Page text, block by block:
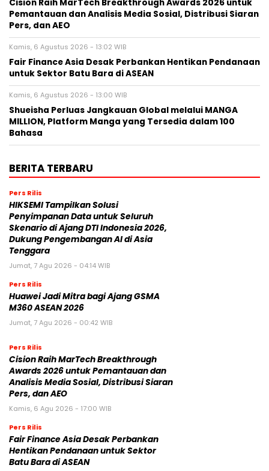
Cision Raih MarTech Breakthrough Awards 2026 untuk
Pemantauan dan Analisis Media Sosial, Distribusi Siaran
Pers, dan AEO
Kamis, 6 Agustus 2026 - 13:02 WIB
Fair Finance Asia Desak Perbankan Hentikan Pendanaan
untuk Sektor Batu Bara di ASEAN
Kamis, 6 Agustus 2026 - 13:00 WIB
Shueisha Perluas Jangkauan Global melalui MANGA
MILLION, Platform Manga yang Tersedia dalam 100
Bahasa
BERITA TERBARU
Pers Rilis
HIKSEMI Tampilkan Solusi
Penyimpanan Data untuk Seluruh
Skenario di Ajang DTI Indonesia 2026,
Dukung Pengembangan AI di Asia
Tenggara
Jumat, 7 Agu 2026 - 04:14 WIB
Pers Rilis
Huawei Jadi Mitra bagi Ajang GSMA
M360 ASEAN 2026
Jumat, 7 Agu 2026 - 00:42 WIB
Pers Rilis
Cision Raih MarTech Breakthrough
Awards 2026 untuk Pemantauan dan
Analisis Media Sosial, Distribusi Siaran
Pers, dan AEO
Kamis, 6 Agu 2026 - 17:00 WIB
Pers Rilis
Fair Finance Asia Desak Perbankan
Hentikan Pendanaan untuk Sektor
Batu Bara di ASEAN